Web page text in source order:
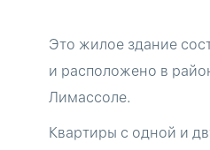
Это жилое здание
и расположено в
Лимассоле.
Квартиры с одной и